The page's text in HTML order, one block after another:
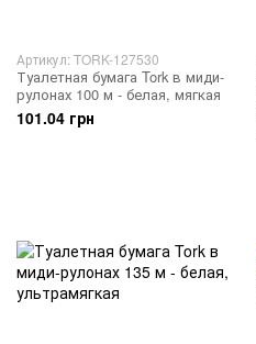
Артикул: TORK-127530
Туалетная бумага Tork в миди-
рулонах 100 м - белая, мягкая
101.04 грн